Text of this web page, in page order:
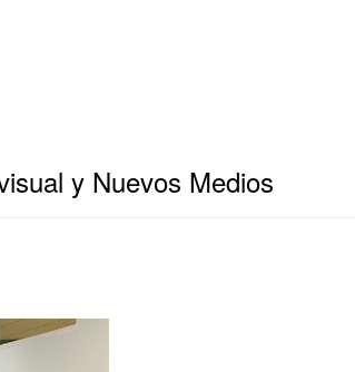
y Nuevos Medios